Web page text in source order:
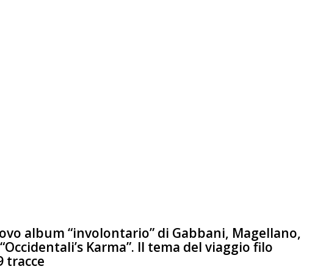
album “involontario” di Gabbani, Magellano,
Karma”. Il tema del viaggio filo
tracce